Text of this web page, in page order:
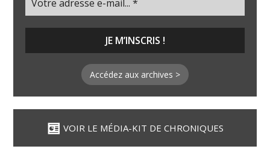
Accédez aux archives >
VOIR LE MÉDIA-KIT DE CHRONIQUES